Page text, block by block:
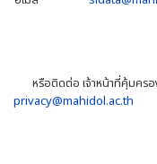
หรือติดต่อ เจ้าหน้าที่คุ้มคร
privacy@mahidol.ac.th